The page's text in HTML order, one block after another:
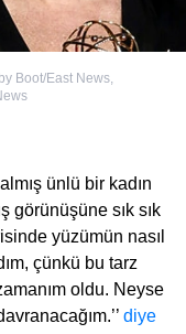
Boot/East News,
ünlü bir kadın
görünüşüne sık sık
yüzümün nasıl
çünkü bu tarz
oldu. Neyse
diye